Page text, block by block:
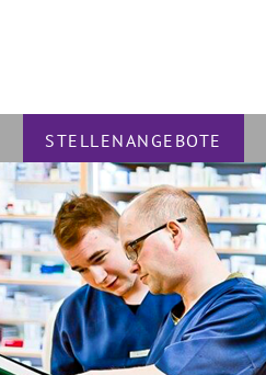
STELLENANGEBOTE